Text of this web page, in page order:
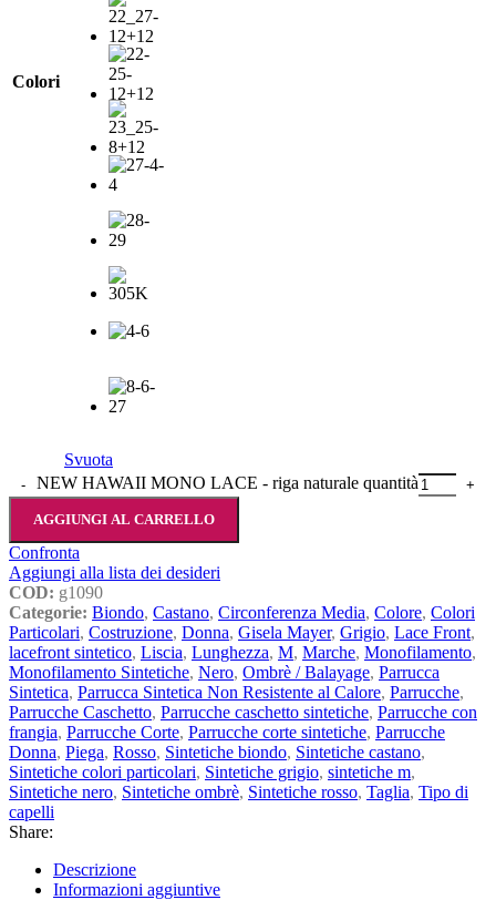
Colori
Svuota
NEW HAWAII MONO LACE - riga naturale quantità
AGGIUNGI AL CARRELLO
Confronta
Aggiungi alla lista dei desideri
COD: g1090
Categorie: Biondo, Castano, Circonferenza Media, Colore, Colori
Particolari, Costruzione, Donna, Gisela Mayer, Grigio, Lace Front,
lacefront sintetico, Liscia, Lunghezza, M, Marche, Monofilamento,
Monofilamento Sintetiche, Nero, Ombrè / Balayage, Parrucca
Sintetica, Parrucca Sintetica Non Resistente al Calore, Parrucche,
Parrucche Caschetto, Parrucche caschetto sintetiche, Parrucche con
frangia, Parrucche Corte, Parrucche corte sintetiche, Parrucche
Donna, Piega, Rosso, Sintetiche biondo, Sintetiche castano,
Sintetiche colori particolari, Sintetiche grigio, sintetiche m,
Sintetiche nero, Sintetiche ombrè, Sintetiche rosso, Taglia, Tipo di
capelli
Share:
Descrizione
Informazioni aggiuntive